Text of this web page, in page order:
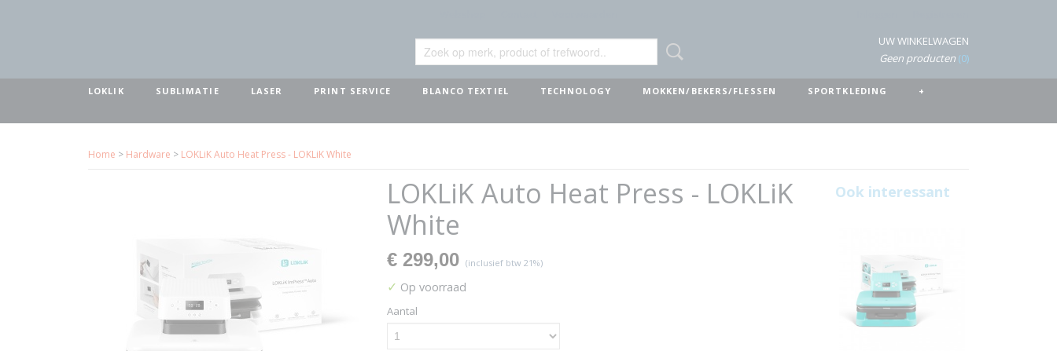
UW WINKELWAGEN
Geen producten (0)
LOKLIK SUBLIMATIE LASER PRINT SERVICE BLANCO TEXTIEL TECHNOLOGY MOKKEN/BEKERS/FLESSEN SPORTKLEDING +
Home > Hardware > LOKLiK Auto Heat Press - LOKLiK White
LOKLiK Auto Heat Press - LOKLiK
White
€ 299,00 (inclusief btw 21%)
✓ Op voorraad
Aantal
Ook interessant